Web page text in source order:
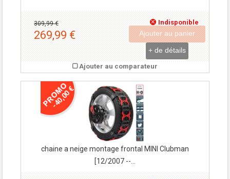
Indisponible
309,99 €
269,99 € Ajouter au panier
+ de détails
Ajouter au comparateur
-40,00 €
chaine a neige montage frontal MINI Clubman
[12/2007 --...